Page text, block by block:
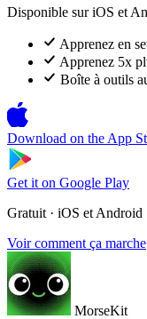
Disponible sur iOS et
Apprenez en
Apprenez 5x
Boîte à outils
Download on the App
Get it on Google Play
Gratuit · iOS et Android
Voir comment ça marche
MorseKit